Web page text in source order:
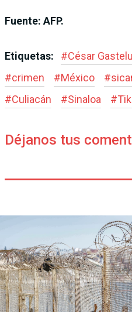
Fuente: AFP.
Etiquetas: #César
#crimen #México #
#Culiacán #Sinaloa #
Déjanos tus